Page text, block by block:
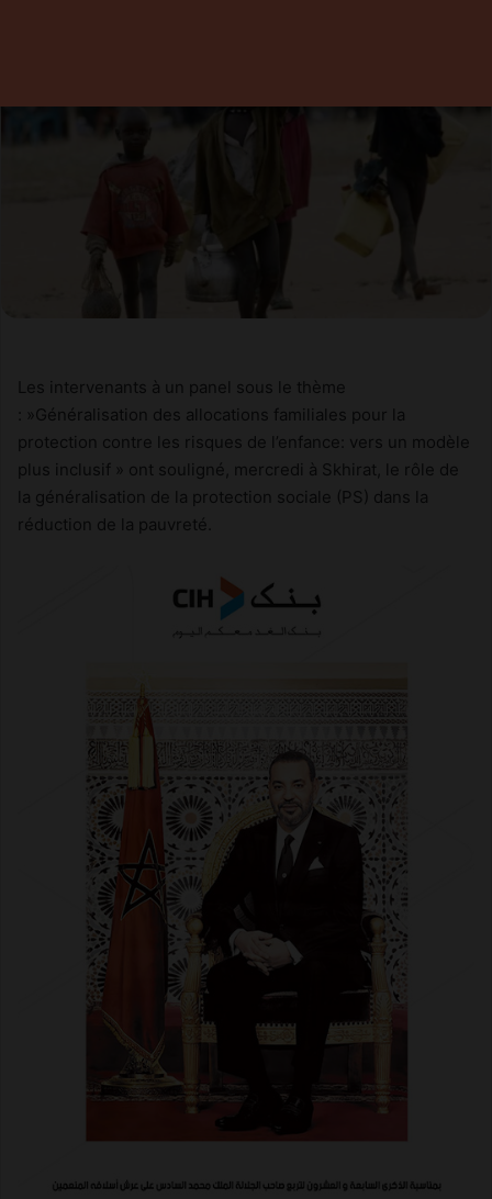
Les intervenants à un panel sous le thème
: »Généralisation des allocations familiales pour la
protection contre les risques de l’enfance: vers un modèle
plus inclusif » ont souligné, mercredi à Skhirat, le rôle de
la généralisation de la protection sociale (PS) dans la
réduction de la pauvreté.